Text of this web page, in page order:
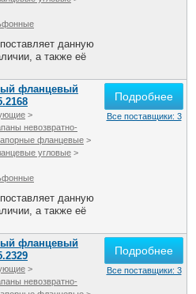
данную
а также её
фланцевый
>
невозвратно-
фланцевые >
угловые >
данную
а также её
Подробнее
Все поставщики: 3
фланцевый
>
невозвратно-
Подробнее
Все поставщики: 3